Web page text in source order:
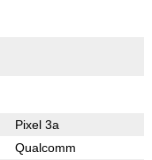
Pixel 3a
Qualcomm